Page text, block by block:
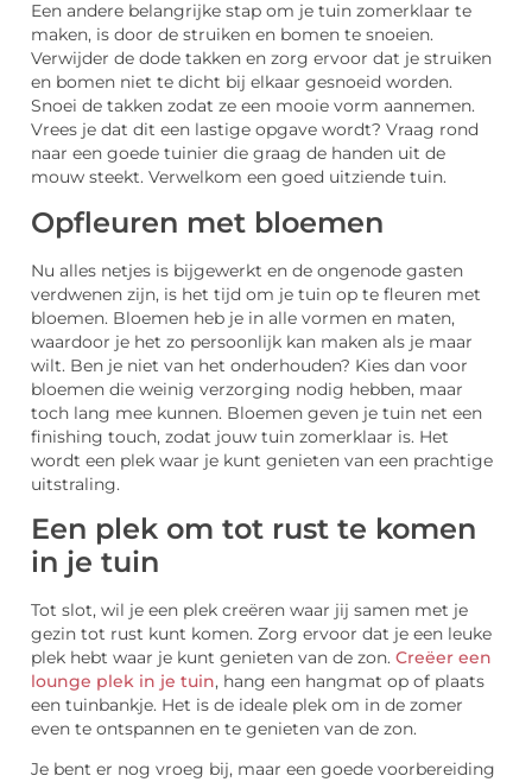
Een andere belangrijke stap om je tuin zomerklaar te
maken, is door de struiken en bomen te snoeien.
Verwijder de dode takken en zorg ervoor dat je struiken
en bomen niet te dicht bij elkaar gesnoeid worden.
Snoei de takken zodat ze een mooie vorm aannemen.
Vrees je dat dit een lastige opgave wordt? Vraag rond
naar een goede tuinier die graag de handen uit de
mouw steekt. Verwelkom een goed uitziende tuin.
Opfleuren met bloemen
Nu alles netjes is bijgewerkt en de ongenode gasten
verdwenen zijn, is het tijd om je tuin op te fleuren met
bloemen. Bloemen heb je in alle vormen en maten,
waardoor je het zo persoonlijk kan maken als je maar
wilt. Ben je niet van het onderhouden? Kies dan voor
bloemen die weinig verzorging nodig hebben, maar
toch lang mee kunnen. Bloemen geven je tuin net een
finishing touch, zodat jouw tuin zomerklaar is. Het
wordt een plek waar je kunt genieten van een prachtige
uitstraling.
Een plek om tot rust te komen
in je tuin
Tot slot, wil je een plek creëren waar jij samen met je
gezin tot rust kunt komen. Zorg ervoor dat je een leuke
plek hebt waar je kunt genieten van de zon. Creëer een
lounge plek in je tuin, hang een hangmat op of plaats
een tuinbankje. Het is de ideale plek om in de zomer
even te ontspannen en te genieten van de zon.
Je bent er nog vroeg bij, maar een goede voorbereiding